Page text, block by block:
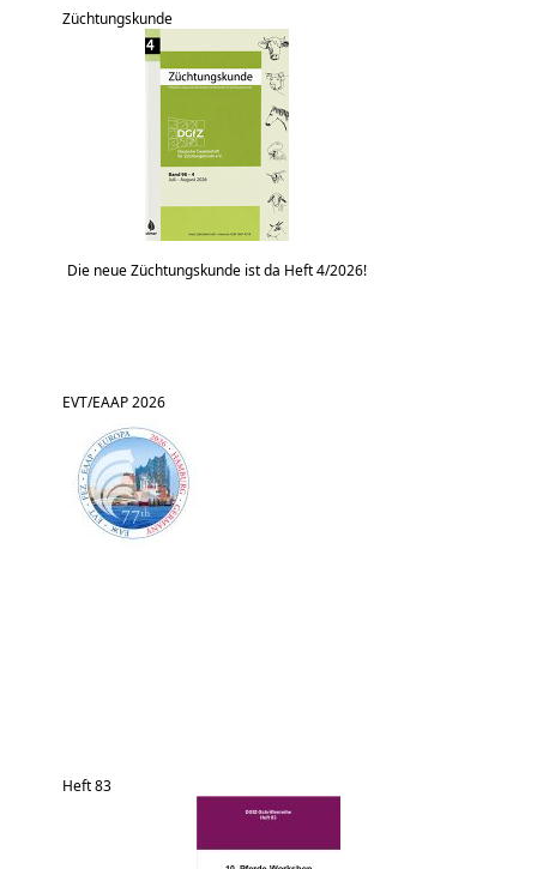
Züchtungskunde
Die neue Züchtungskunde ist da Heft 4/2026!
EVT/EAAP 2026
Heft 83